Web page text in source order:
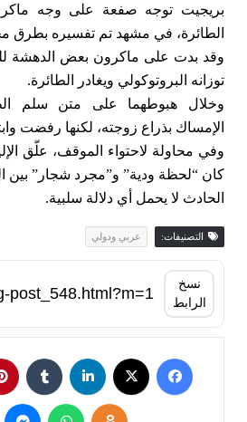
بريجيت توجه صفعة على وجه
الطائرة، في مشهد تم تفسيره بطرق
وقد بدت على ماكرون بعض الدهشة
توزانه البروتوكولي ويغادر الطائرة.
وخلال هبوطهما على متن سلم
الإمساك بذراع زوجته، لكنها رفضت
وفي محاولة لاحتواء الموقف، علّق
كان “لحظة ودية” و”مجرد شجار” بين
الحادث لا يحمل أي دلالة سلبية.
التصنيفات: عربي ودولي
نسخ
الرابط